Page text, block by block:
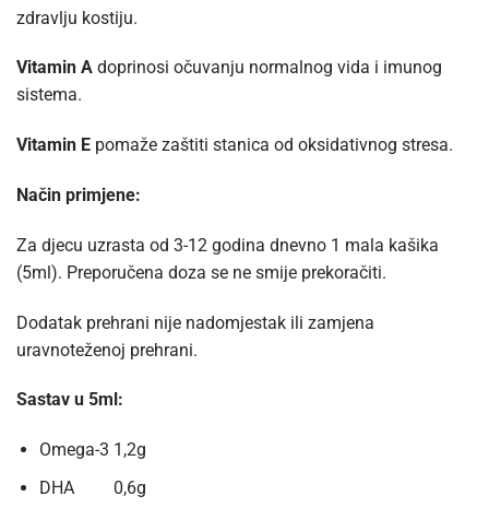
zdravlju kostiju.
Vitamin A doprinosi očuvanju normalnog vida i imunog
sistema.
Vitamin E pomaže zaštiti stanica od oksidativnog stresa.
Način primjene:
Za djecu uzrasta od 3-12 godina dnevno 1 mala kašika
(5ml). Preporučena doza se ne smije prekoračiti.
Dodatak prehrani nije nadomjestak ili zamjena
uravnoteženoj prehrani.
Sastav u 5ml:
Omega-3 1,2g
DHA 0,6g